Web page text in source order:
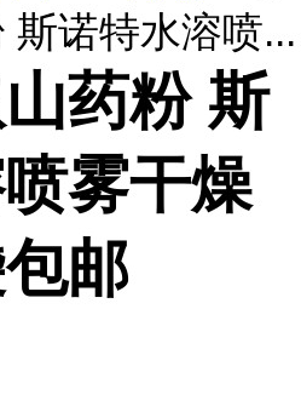
斯诺特水溶喷...
药粉 斯
雾干燥
邮